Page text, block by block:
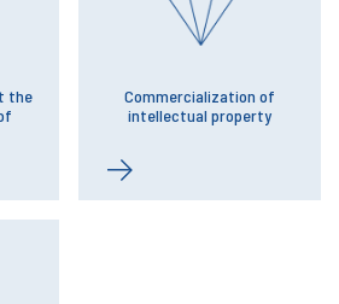
the
Commercialization of
intellectual property